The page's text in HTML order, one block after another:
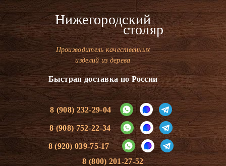
Нижегородский
столяр
Производитель качественных
изделий из дерева
Быстрая доставка по России
8 (908) 232-29-04
8 (908) 752-22-34
8 (920) 039-75-17
8 (800) 201-27-52